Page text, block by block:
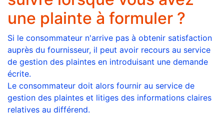
une plainte à formuler ?
Si le consommateur n'arrive pas à obtenir satisfaction
auprès du fournisseur, il peut avoir recours au service
de gestion des plaintes en introduisant une demande
écrite.
Le consommateur doit alors fournir au service de
gestion des plaintes et litiges des informations claires
relatives au différend.